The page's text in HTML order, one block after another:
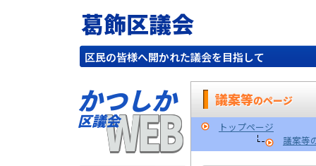
葛飾区議会
区民の皆様へ開かれた議会を目指して
かつしか
区議会WEB 議案等のページ
トップページ
議案等